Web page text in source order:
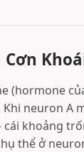
(hormone
neuron A
khoảng
thể ở